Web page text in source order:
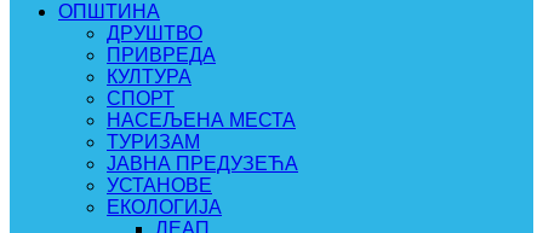
ОПШТИНА
ДРУШТВО
ПРИВРЕДА
КУЛТУРА
СПОРТ
НАСЕЉЕНА МЕСТА
ТУРИЗАМ
ЈАВНА ПРЕДУЗЕЋА
УСТАНОВЕ
ЕКОЛОГИЈА
ЛЕАП